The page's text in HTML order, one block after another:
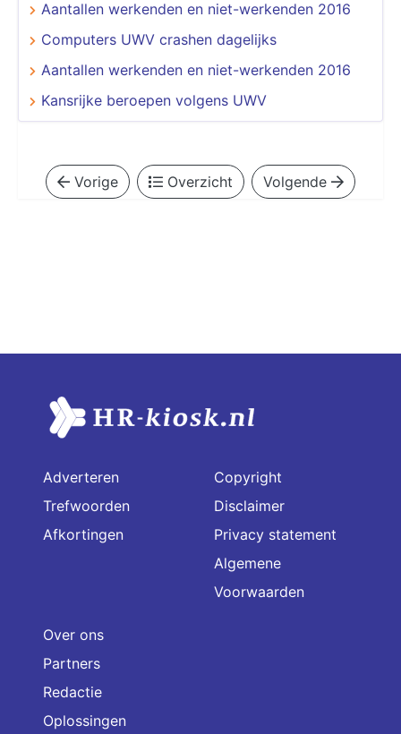
Aantallen werkenden en niet-werkenden 2016
Computers UWV crashen dagelijks
Aantallen werkenden en niet-werkenden 2016
Kansrijke beroepen volgens UWV
Vorige Overzicht Volgende
Adverteren
Trefwoorden
Afkortingen
Copyright
Disclaimer
Privacy statement
Algemene
Voorwaarden
Over ons
Partners
Redactie
Oplossingen